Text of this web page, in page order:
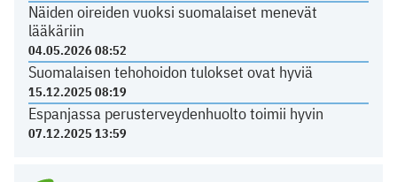
Näiden oireiden vuoksi suomalaiset menevät
lääkäriin
04.05.2026 08:52
Suomalaisen tehohoidon tulokset ovat hyviä
15.12.2025 08:19
Espanjassa perusterveydenhuolto toimii hyvin
07.12.2025 13:59